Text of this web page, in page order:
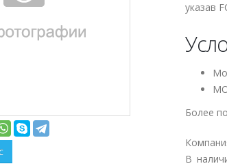
указав
Более
В